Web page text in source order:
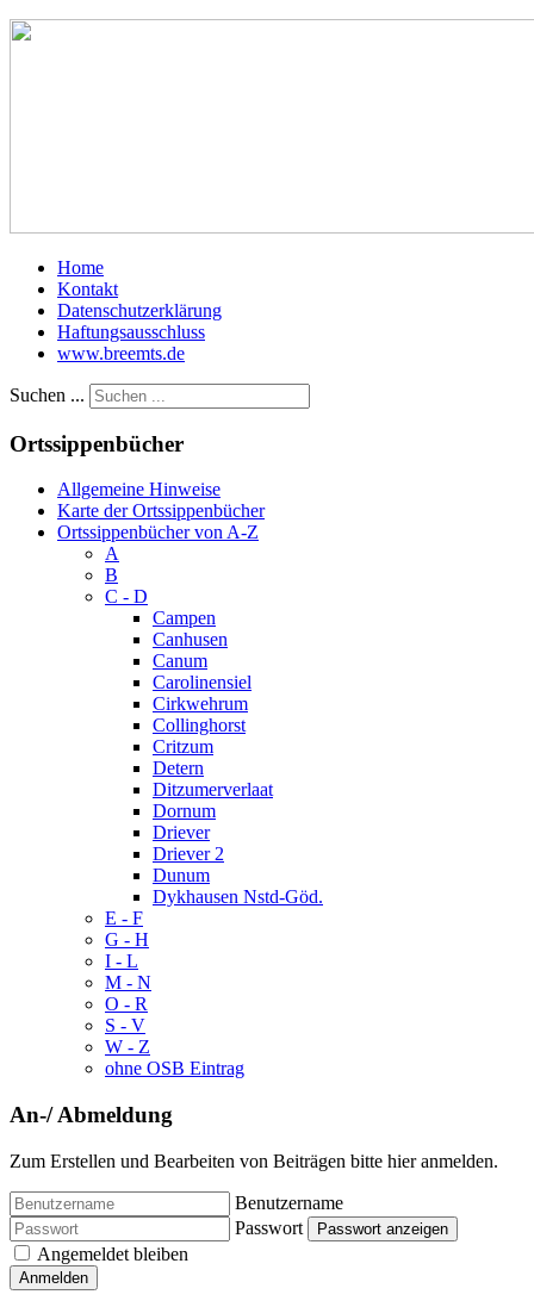
Home
Kontakt
Datenschutzerklärung
Haftungsausschluss
www.breemts.de
Suchen ...
Ortssippenbücher
Allgemeine Hinweise
Karte der Ortssippenbücher
Ortssippenbücher von A-Z
A
B
C - D
Campen
Canhusen
Canum
Carolinensiel
Cirkwehrum
Collinghorst
Critzum
Detern
Ditzumerverlaat
Dornum
Driever
Driever 2
Dunum
Dykhausen Nstd-Göd.
E - F
G - H
I - L
M - N
O - R
S - V
W - Z
ohne OSB Eintrag
An-/ Abmeldung
Zum Erstellen und Bearbeiten von Beiträgen bitte hier anmelden.
Benutzername
Passwort
Passwort anzeigen
Angemeldet bleiben
Anmelden